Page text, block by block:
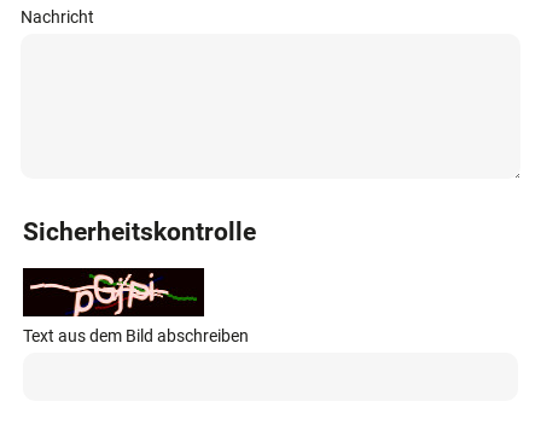
Nachricht
Sicherheitskontrolle
Text aus dem Bild abschreiben